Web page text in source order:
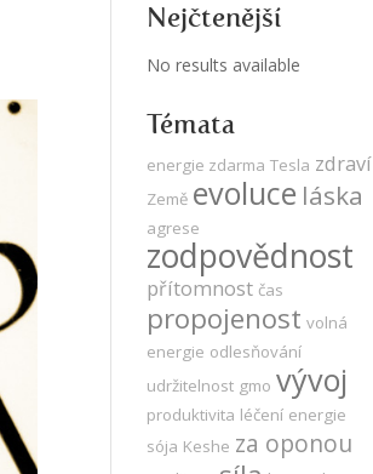
Nejčtenější
No results available
Témata
energie zdarma Tesla zdraví
Země evoluce láska
agrese
zodpovědnost
přítomnost čas
propojenost volná
energie odlesňování
udržitelnost gmo vývoj
produktivita léčení energie
sója Keshe za oponou